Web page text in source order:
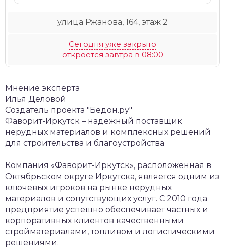
улица Ржанова, 164, этаж 2
Сегодня уже закрыто
откроется завтра в 08:00
Мнение эксперта
Илья Деловой
Создатель проекта "Бедон.ру"
Фаворит-Иркутск – надежный поставщик
нерудных материалов и комплексных решений
для строительства и благоустройства
Компания «Фаворит-Иркутск», расположенная в
Октябрьском округе Иркутска, является одним из
ключевых игроков на рынке нерудных
материалов и сопутствующих услуг. С 2010 года
предприятие успешно обеспечивает частных и
корпоративных клиентов качественными
стройматериалами, топливом и логистическими
решениями.